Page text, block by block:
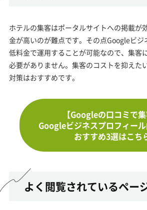
ホテルの集客はポータルサイトへの掲載が
金が高いのが難点です。その点Googleビジ
低料金で運用することが可能なので、集客
必要がありません。集客のコストを抑えた
対策はおすすめです。
【Googleの口コミで集
Googleビジネスプロフィー
おすすめ3選はこち
よく閲覧されているペー